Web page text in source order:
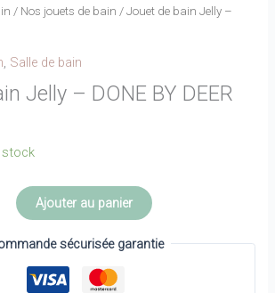
/ Nos jouets de bain / Jouet de bain Jelly –
, Salle de bain
Jelly – DONE BY DEER
stock
Ajouter au panier
sécurisée garantie